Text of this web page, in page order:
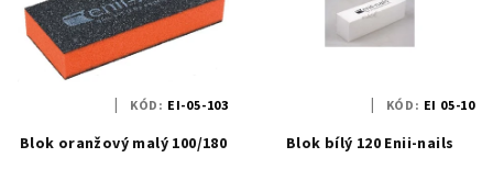
Blok oranžový malý 100/180
KÓD: EI-05-103
Blok bílý 120 Enii-nails
KÓD: EI 05-10